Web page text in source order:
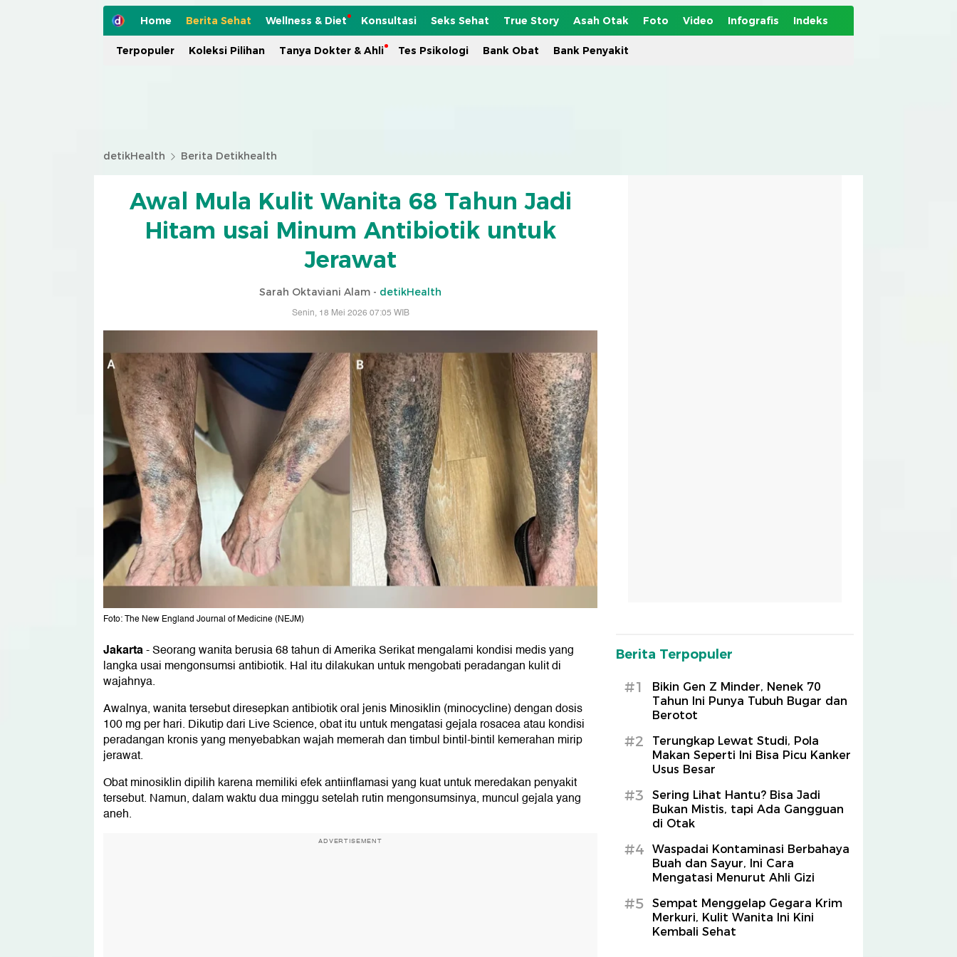
Home Berita Sehat Wellness & Diet Konsultasi Seks Sehat True Story Asah Otak Foto Video Infografis Indeks
Terpopuler Koleksi Pilihan Tanya Dokter & Ahli Tes Psikologi Bank Obat Bank Penyakit
detikHealth Berita Detikhealth
Awal Mula Kulit Wanita 68 Tahun Jadi
Hitam usai Minum Antibiotik untuk
Jerawat
Sarah Oktaviani Alam - detikHealth
Senin, 18 Mei 2026 07:05 WIB
Foto: The New England Journal of Medicine (NEJM)
Jakarta-Seorang wanita berusia 68 tahun di Amerika Serikat mengalami kondisi medis yang
langka usai mengonsumsi antibiotik. Hal itu dilakukan untuk mengobati peradangan kulit di
wajahnya.
Awalnya, wanita tersebut diresepkan antibiotik oral jenis Minosiklin (minocycline) dengan dosis
100 mg per hari. Dikutip dari Live Science, obat itu untuk mengatasi gejala rosacea atau kondisi
peradangan kronis yang menyebabkan wajah memerah dan timbul bintil-bintil kemerahan mirip
jerawat.
Obat minosiklin dipilih karena memiliki efek antiinflamasi yang kuat untuk meredakan penyakit
tersebut. Namun, dalam waktu dua minggu setelah rutin mengonsumsinya, muncul gejala yang
aneh.
ADVERTISEMENT
Berita Terpopuler
#1
Bikin Gen Z Minder, Nenek 70
Tahun Ini Punya Tubuh Bugar dan
Berotot
#2
Terungkap Lewat Studi, Pola
Makan Seperti Ini Bisa Picu Kanker
Usus Besar
#3
Sering Lihat Hantu? Bisa Jadi
Bukan Mistis, tapi Ada Gangguan
di Otak
#4
Waspadai Kontaminasi Berbahaya
Buah dan Sayur, Ini Cara
Mengatasi Menurut Ahli Gizi
#5
Sempat Menggelap Gegara Krim
Merkuri, Kulit Wanita Ini Kini
Kembali Sehat